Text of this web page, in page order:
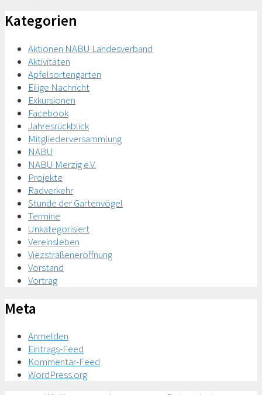
Kategorien
Aktionen NABU Landesverband
Aktivitäten
Apfelsortengarten
Eilige Nachricht
Exkursionen
Facebook
Jahresrückblick
Mitgliederversammlung
NABU
NABU Merzig e.V.
Projekte
Radverkehr
Stunde der Gartenvögel
Termine
Unkategorisiert
Vereinsleben
Viezstraßeneröffnung
Vorstand
Vortrag
Meta
Anmelden
Eintrags-Feed
Kommentar-Feed
WordPress.org